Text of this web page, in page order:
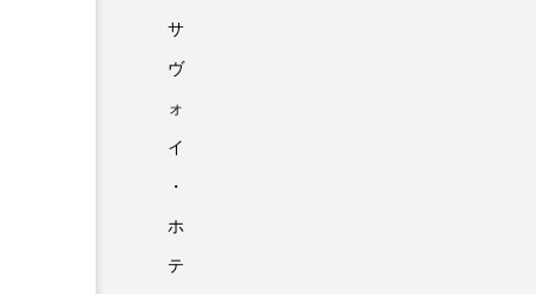
サ
ヴ
ォ
イ
・
ホ
テ